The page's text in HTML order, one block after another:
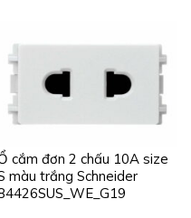
cắm đơn 2 chấu 10A size
màu trắng Schneider